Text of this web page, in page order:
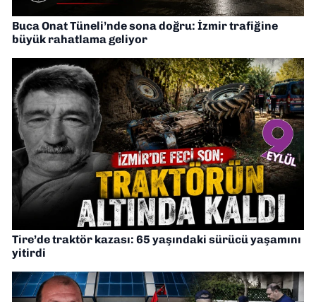
Buca Onat Tüneli’nde sona doğru: İzmir trafiğine
büyük rahatlama geliyor
Tire’de traktör kazası: 65 yaşındaki sürücü yaşamını
yitirdi